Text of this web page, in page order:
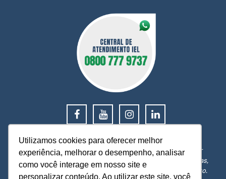
Utilizamos cookies para oferecer melhor
experiência, melhorar o desempenho, analisar
como você interage em nosso site e
personalizar conteúdo. Ao utilizar este site, você
0800 777 9737
O IEL MT está a sua disposição, pronto para esclarecer
dúvidas, receber reclamações, sugestões e firmar parcerias,
visando sempre oferecer melhores serviços e atendimento.